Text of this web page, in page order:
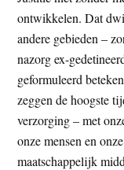
ontwikkelen. Dat
andere gebieden –
nazorg ex-
geformuleerd
zeggen de hoogste
verzorging – met
onze mensen en
maatschappelijk